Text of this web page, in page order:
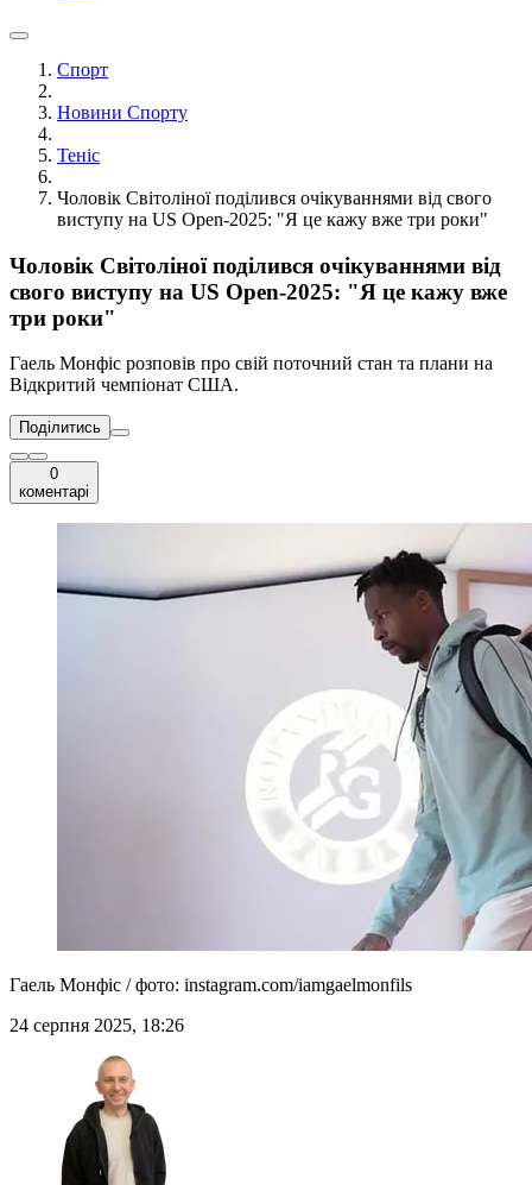
Спорт
Новини Спорту
Теніс
Чоловік Світоліної поділився очікуваннями від свого
виступу на US Open-2025: "Я це кажу вже три роки"
Чоловік Світоліної поділився очікуваннями від
свого виступу на US Open-2025: "Я це кажу вже
три роки"
Гаель Монфіс розповів про свій поточний стан та плани на
Відкритий чемпіонат США.
Поділитись
0
коментарі
Гаель Монфіс / фото: instagram.com/iamgaelmonfils
24 серпня 2025, 18:26